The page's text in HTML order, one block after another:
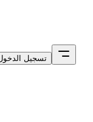
تسجيل